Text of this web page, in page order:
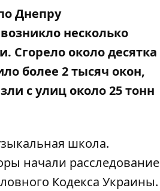
Днепру
несколько
Сгорело около десятка
более 2 тысяч окон,
с улиц около 25 тонн
школа.
начали расследование
Кодекса Украины.